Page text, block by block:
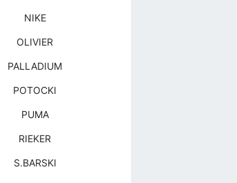
NIKE
OLIVIER
PALLADIUM
POTOCKI
PUMA
RIEKER
S.BARSKI